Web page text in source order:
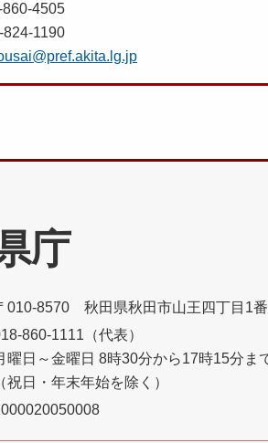
4505
824-1190
庁
010-8570 秋田県秋田市山王四丁目1
860-1111（代表）
曜日～金曜日 8時30分から17時15分ま
（祝日・年末年始を除く）